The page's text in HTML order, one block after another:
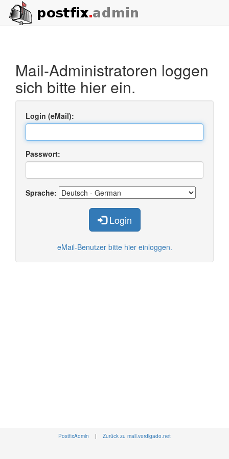
Mail-Administratoren loggen
sich bitte hier ein.
Login (eMail):
Passwort:
Sprache:
Login
eMail-Benutzer bitte hier einloggen.
PostfixAdmin | Zurück zu mail.verdigado.net